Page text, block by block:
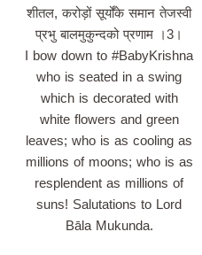
शीतल, करोड़ों सूर्योंके समान तेजस्वी
प्रभु बालमुकुन्दको प्रणाम ।3।
I bow down to #BabyKrishna
who is seated in a swing
which is decorated with
white flowers and green
leaves; who is as cooling as
millions of moons; who is as
resplendent as millions of
suns! Salutations to Lord
Bāla Mukunda.